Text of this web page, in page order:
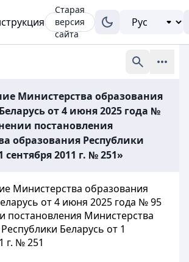
Старая
версия
сайта
Министерства образования
от 4 июня 2025 года №
постановления
образования Республики
сентября 2011 г. № 251»
Министерства образования
от 4 июня 2025 года № 95
постановления Министерства
Беларусь от 1
г. № 251